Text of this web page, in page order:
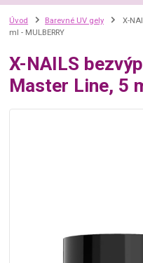
Úvod Barevné UV gely
X-
ml - MULBERRY
X-NAILS
Master Line, 5